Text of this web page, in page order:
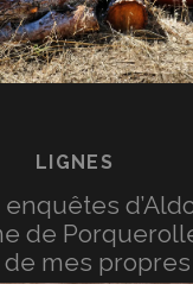
LIGNES
de
de mes